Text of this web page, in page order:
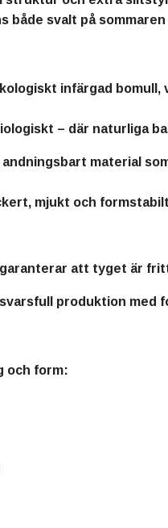
både svalt på
infärgad bomull ,
– där naturliga
material
mjukt och
att tyget är
produktion med
och form: